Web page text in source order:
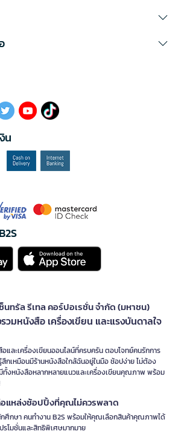
น
นทรัล รีเทล คอร์ปอเรชั่น จำกัด (มหาชน)
วมหนังสือ เครื่องเขียน และแรงบันดาลใจ
และเครื่องเขียนออนไลน์ที่ครบครัน ตอบโจทย์คนรักการ
กเหมือนมีร้านหนังสือใกล้ฉันอยู่ในมือ ช้อปง่าย ไม่ต้อง
ทั้งหนังสือหลากหลายแนวและเครื่องเขียนคุณภาพ พร้อม
อแหล่งช้อปปิ้งที่คุณไม่ควรพลาด
กศึกษา คนทำงาน B2S พร้อมให้คุณเลือกสินค้าคุณภาพได้
โมชั่นและสิทธิพิเศษมากมาย